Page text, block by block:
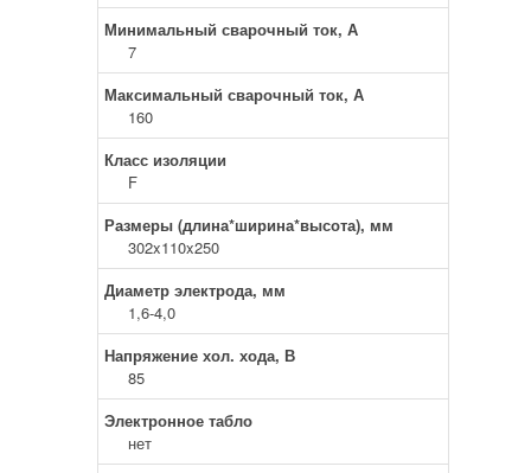
Минимальный сварочный ток, А
7
Максимальный сварочный ток, А
160
Класс изоляции
F
Размеры (длина*ширина*высота), мм
302x110x250
Диаметр электрода, мм
1,6-4,0
Напряжение хол. хода, В
85
Электронное табло
нет